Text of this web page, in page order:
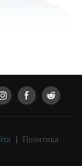
| Политика